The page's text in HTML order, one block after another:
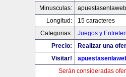
Minusculas:
Longitud:
15 caracteres
Categorias:
Juegos y
Precio:
Realizar una
Visitar!
Serán consideradas